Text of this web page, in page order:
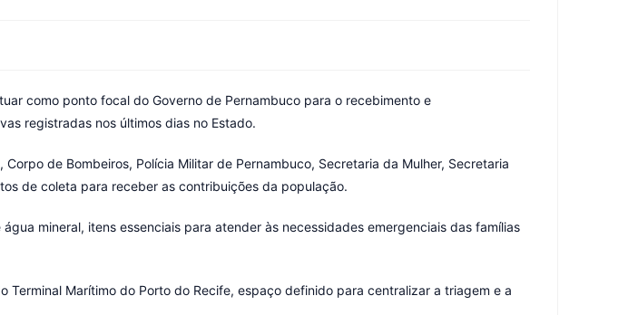
como ponto focal do Governo de Pernambuco para o recebimento e
registradas nos últimos dias no Estado.
de Bombeiros, Polícia Militar de Pernambuco, Secretaria da Mulher, Secretaria
de coleta para receber as contribuições da população.
mineral, itens essenciais para atender às necessidades emergenciais das famílias
Marítimo do Porto do Recife, espaço definido para centralizar a triagem e a